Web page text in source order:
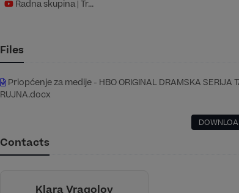
Radna skupina | Tr...
Files
Priopćenje za medije - HBO ORIGINAL DRAMSKA SERIJA
RUJNA.docx
Contacts
Klara Vragolov